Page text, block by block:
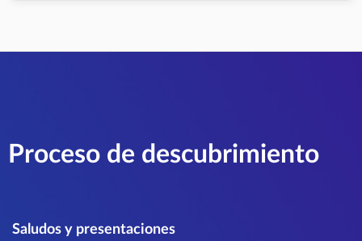
Proceso de descubrimiento
Saludos y presentaciones